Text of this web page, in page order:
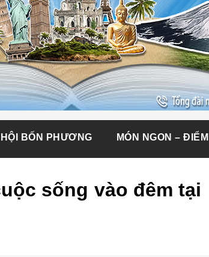
BỐN PHƯƠNG MÓN NGON –
sống vào đêm tại